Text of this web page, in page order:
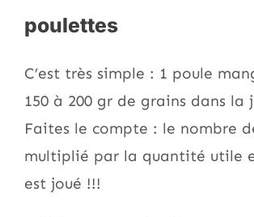
poulettes
C’est très simple : 1 poule
150 à 200 gr de grains dans la
Faites le compte : le nombre
multiplié par la quantité utile
est joué !!!